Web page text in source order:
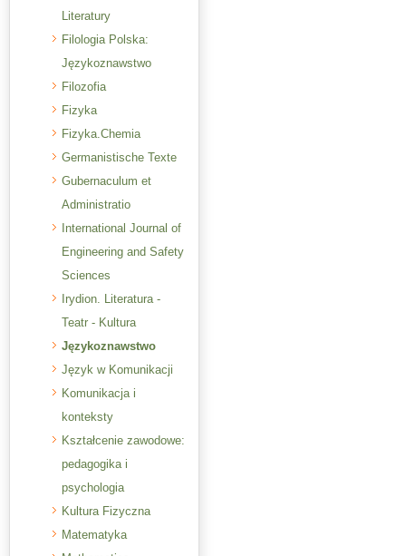
Literatury
Filologia Polska:
Językoznawstwo
Filozofia
Fizyka
Fizyka.Chemia
Germanistische Texte
Gubernaculum et
Administratio
International Journal of
Engineering and Safety
Sciences
Irydion. Literatura -
Teatr - Kultura
Językoznawstwo
Język w Komunikacji
Komunikacja i
konteksty
Kształcenie zawodowe:
pedagogika i
psychologia
Kultura Fizyczna
Matematyka